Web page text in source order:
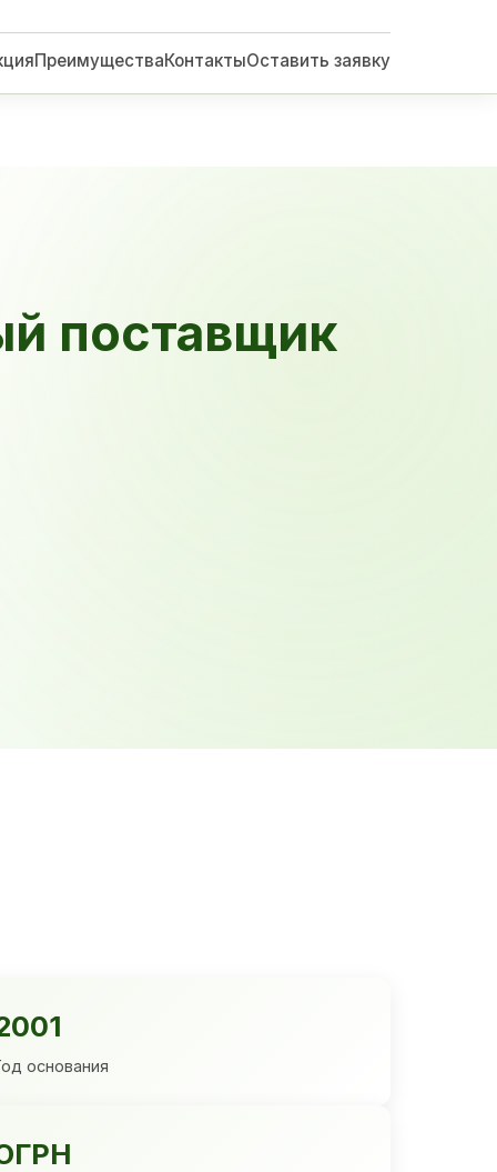
ПреимуществаКонтактыОставить заявку
поставщик
основания